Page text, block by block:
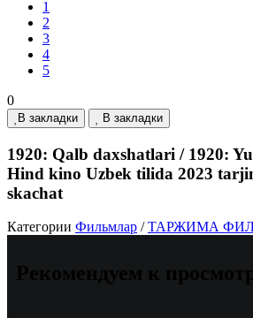
1
2
3
4
5
0
В закладки В закладки
1920: Qalb daxshatlari / 1920:
Hind kino Uzbek tilida 2023
skachat
Категории Фильмлар /ТАРЖИМА